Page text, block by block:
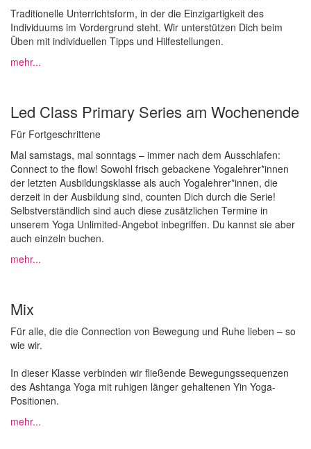
Traditionelle Unterrichtsform, in der die Einzigartigkeit des
Individuums im Vordergrund steht. Wir unterstützen Dich beim
Üben mit individuellen Tipps und Hilfestellungen.
mehr...
Led Class Primary Series am Wochenende
Für Fortgeschrittene
Mal samstags, mal sonntags – immer nach dem Ausschlafen:
Connect to the flow! Sowohl frisch gebackene Yogalehrer*innen
der letzten Ausbildungsklasse als auch Yogalehrer*innen, die
derzeit in der Ausbildung sind, counten Dich durch die Serie!
Selbstverständlich sind auch diese zusätzlichen Termine in
unserem Yoga Unlimited-Angebot inbegriffen. Du kannst sie aber
auch einzeln buchen.
mehr...
Mix
Für alle, die die Connection von Bewegung und Ruhe lieben – so
wie wir.
In dieser Klasse verbinden wir fließende Bewegungssequenzen
des Ashtanga Yoga mit ruhigen länger gehaltenen Yin Yoga-
Positionen.
mehr...